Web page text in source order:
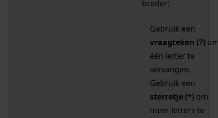
breder:
Gebruik een
vraagteken (?)
één letter te
vervangen.
Gebruik een
sterretje (*) om
meer letters te